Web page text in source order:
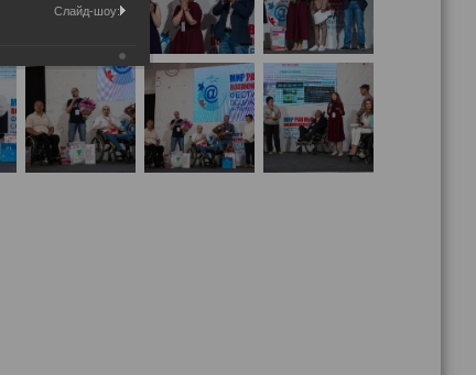
Слайд-шоу: